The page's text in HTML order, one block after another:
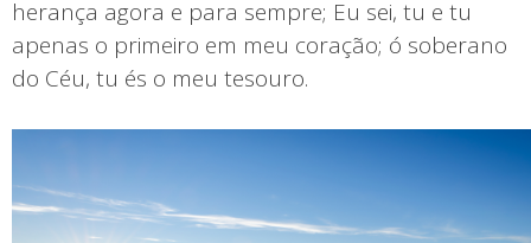
herança agora e para sempre; Eu sei, tu e tu
apenas o primeiro em meu coração; ó soberano
do Céu, tu és o meu tesouro.